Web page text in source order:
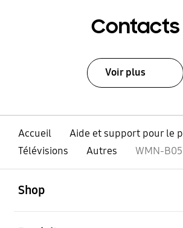
Contacts
Voir plus
Accueil
Aide et support pour le
Télévisions
Autres WMN-
Shop